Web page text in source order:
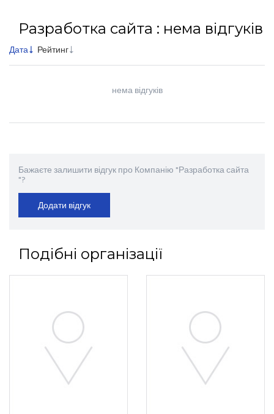
Разработка сайта : нема відгуків
Дата Рейтинг
нема відгуків
Бажаєте залишити відгук про Компанію "Разработка сайта
"?
Додати відгук
Подібні організації